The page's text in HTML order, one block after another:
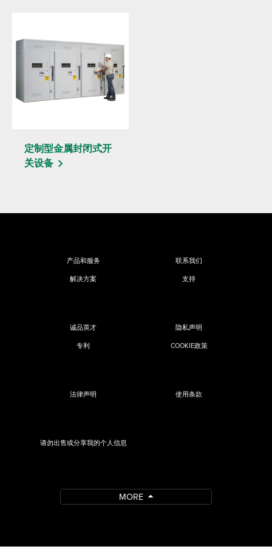
定制型金属封闭式开
关设备
产品和服务
解决方案
联系我们
支持
诚品英才
专利
隐私声明
COOKIE政策
法律声明 使用条款
请勿出售或分享我的个人信息
MORE